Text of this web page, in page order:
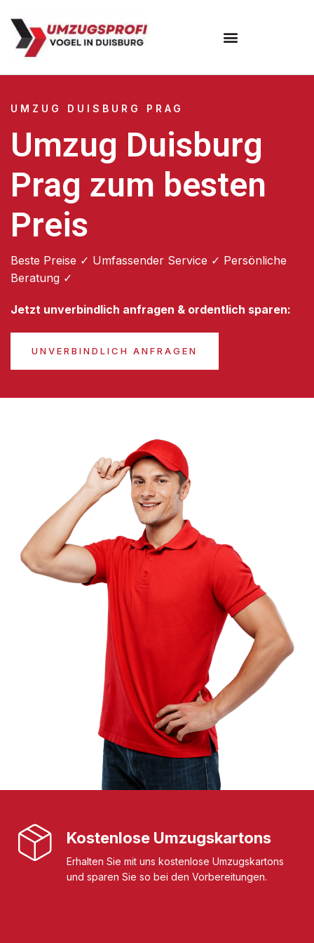
UMZUG DUISBURG PRAG
Umzug Duisburg
Prag zum besten
Preis
Beste Preise ✓ Umfassender Service ✓ Persönliche
Beratung ✓
Jetzt unverbindlich anfragen & ordentlich sparen:
UNVERBINDLICH ANFRAGEN
Kostenlose Umzugskartons
Erhalten Sie mit uns kostenlose Umzugskartons
und sparen Sie so bei den Vorbereitungen.